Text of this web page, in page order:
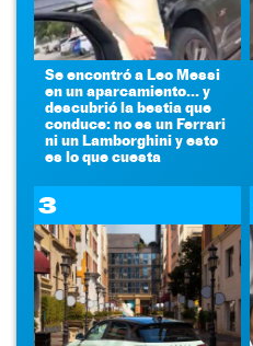
Se encontró a Leo Messi
en un aparcamiento... y
descubrió la bestia que
conduce: no es un Ferrari
ni un Lamborghini y esto
es lo que cuesta
3